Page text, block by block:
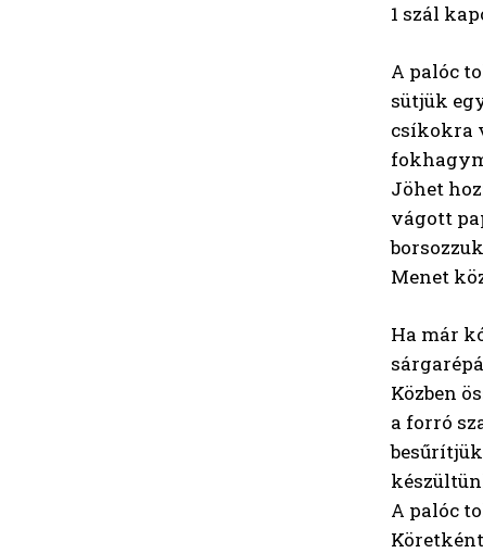
1 szál
A palóc
sütjük
csíkokra
Jöhet
vágott
Menet
Ha már
Közben
a forró
A palóc